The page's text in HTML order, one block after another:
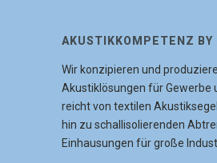
AKUSTIKKOMPETENZ BY
Wir konzipieren und
Akustiklösungen für Gewerbe
reicht von textilen
hin zu schallisolierenden
Einhausungen für große